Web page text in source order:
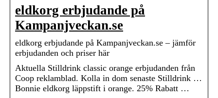
eldkorg erbjudande på
Kampanjveckan.se
eldkorg erbjudande på Kampanjveckan.se – jämför
erbjudanden och priser här
Aktuella Stilldrink classic orange erbjudanden från
Coop reklamblad. Kolla in dom senaste Stilldrink …
Bonnie eldkorg läppstift i orange. 25% Rabatt …